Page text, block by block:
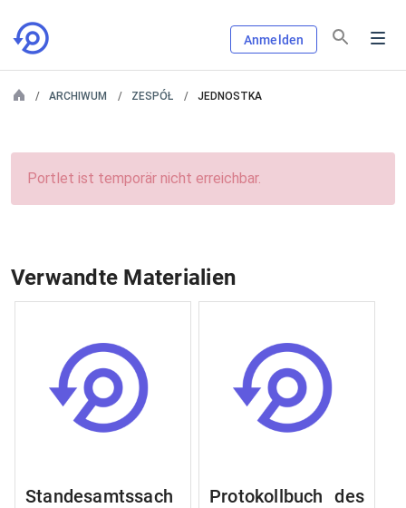
Anmelden
ARCHIWUM ZESPÓŁ JEDNOSTKA
Portlet ist temporär nicht erreichbar.
Verwandte Materialien
Standesamtssach
Protokollbuch des